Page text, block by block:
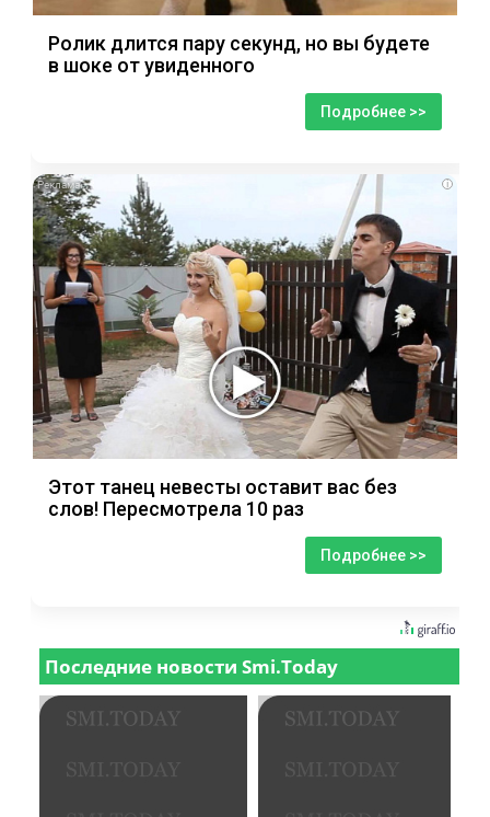
Ролик длится пару секунд, но вы будете
в шоке от увиденного
Подробнее >>
i
Этот танец невесты оставит вас без
слов! Пересмотрела 10 раз
Подробнее >>